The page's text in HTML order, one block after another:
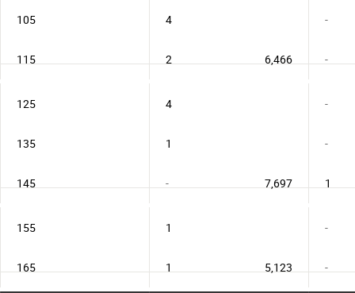
105 4 -
115 2 -
6,466
125 4 -
135 1 -
145 - 1
7,697
155 1 -
165 1 -
5,123